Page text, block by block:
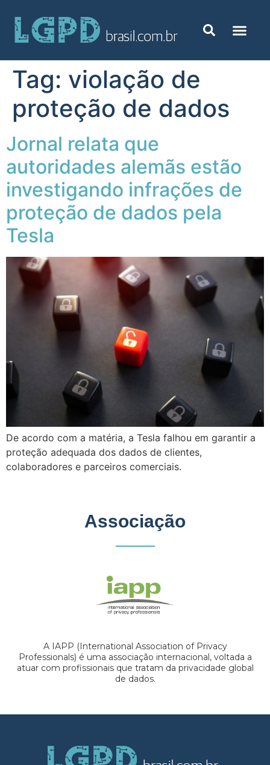
Tag: violação de
proteção de dados
Jornal relata que
autoridades alemãs estão
investigando infrações de
proteção de dados pela
Tesla
De acordo com a matéria, a Tesla falhou em garantir a
proteção adequada dos dados de clientes,
colaboradores e parceiros comerciais.
Associação
A IAPP (International Association of Privacy
Professionals) é uma associação internacional, voltada a
atuar com profissionais que tratam da privacidade global
de dados.